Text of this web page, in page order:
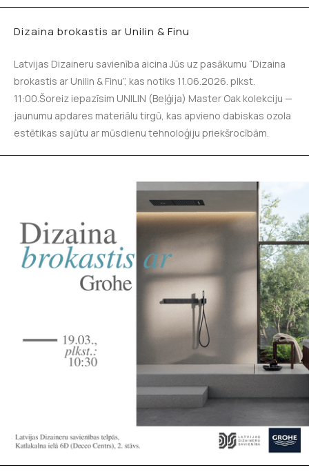
Dizaina brokastis ar Unilin & Finu
Latvijas Dizaineru savienība aicina Jūs uz pasākumu “Dizaina
brokastis ar Unilin & Finu”, kas notiks 11.06.2026. plkst.
11:00.Šoreiz iepazīsim UNILIN (Beļģija) Master Oak kolekciju —
jaunumu apdares materiālu tirgū, kas apvieno dabiskas ozola
estētikas sajūtu ar mūsdienu tehnoloģiju priekšrocībām.